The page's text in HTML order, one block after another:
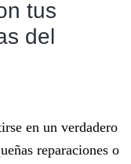
tus
del
en un verdadero
reparaciones o